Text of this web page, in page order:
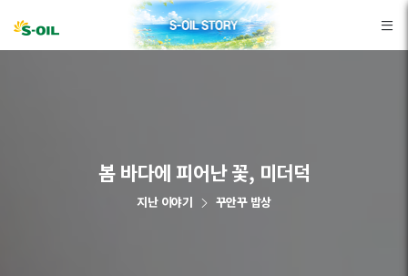
봄 바다에 피어난 꽃, 미더덕
지난 이야기 꾸안꾸 밥상